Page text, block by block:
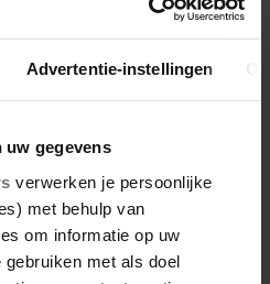
Advertentie-instellingen
uw gegevens
verwerken je persoonlijke
met behulp van
om informatie op uw
met als doel